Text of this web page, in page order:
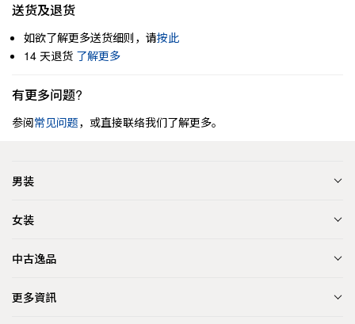
送货及退货
如欲了解更多送货细则，请按此
14 天退货 了解更多
有更多问题?
参阅常见问题，或直接联络我们了解更多。
男装
女装
中古逸品
更多資訊